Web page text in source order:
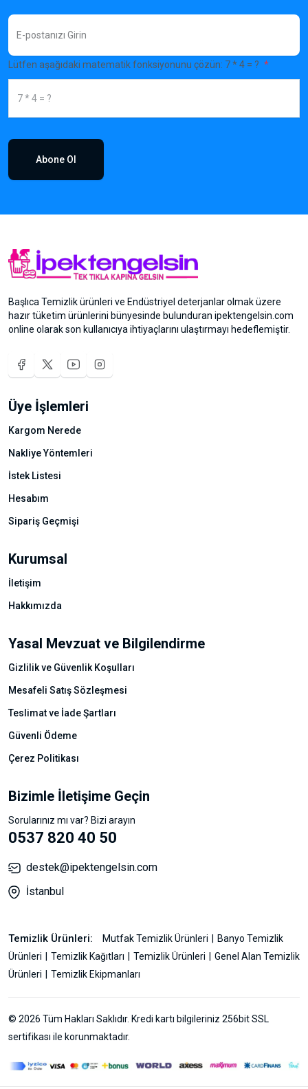
Lütfen aşağıdaki matematik fonksiyonunu çözün: 7 * 4 = ?
Abone Ol
Başlıca Temizlik ürünleri ve Endüstriyel deterjanlar olmak üzere
hazır tüketim ürünlerini bünyesinde bulunduran ipektengelsin.com
online olarak son kullanıcıya ihtiyaçlarını ulaştırmayı hedeflemiştir.
Üye İşlemleri
Kargom Nerede
Nakliye Yöntemleri
İstek Listesi
Hesabım
Sipariş Geçmişi
Kurumsal
İletişim
Hakkımızda
Yasal Mevzuat ve Bilgilendirme
Gizlilik ve Güvenlik Koşulları
Mesafeli Satış Sözleşmesi
Teslimat ve İade Şartları
Güvenli Ödeme
Çerez Politikası
Bizimle İletişime Geçin
Sorularınız mı var? Bizi arayın
0537 820 40 50
destek@ipektengelsin.com
İstanbul
Temizlik Ürünleri: Mutfak Temizlik Ürünleri
Banyo Temizlik
Ürünleri
Temizlik Kağıtları Temizlik Ürünleri
Genel Alan Temizlik
Ürünleri
Temizlik Ekipmanları
© 2026 Tüm Hakları Saklıdır. Kredi kartı bilgileriniz 256bit SSL
sertifikası ile korunmaktadır.